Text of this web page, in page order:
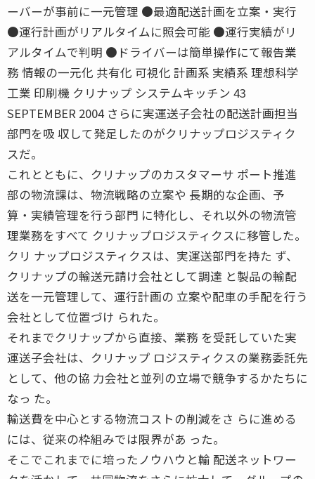
ーバーが事前に一元管理 ●最適配送計画を立案・実行
●運行計画がリアルタイムに照会可能 ●運行実績がリ
アルタイムで判明 ●ドライバーは簡単操作にて報告業
務 情報の一元化 共有化 可視化 計画系 実績系 理想科学
工業 印刷機 クリナップ システムキッチン 43
SEPTEMBER 2004 さらに実運送子会社の配送計画担当
部門を吸 収して発足したのがクリナップロジスティク
スだ。
これとともに、クリナップのカスタマーサ ポート推進
部の物流課は、物流戦略の立案や 長期的な企画、予
算・実績管理を行う部門 に特化し、それ以外の物流管
理業務をすべて クリナップロジスティクスに移管した。
クリ ナップロジスティクスは、実運送部門を持た ず、
クリナップの輸送元請け会社として調達 と製品の輸配
送を一元管理して、運行計画の 立案や配車の手配を行う
会社として位置づけ られた。
それまでクリナップから直接、業務 を受託していた実
運送子会社は、クリナップ ロジスティクスの業務委託先
として、他の協 力会社と並列の立場で競争するかたちに
なっ た。
輸送費を中心とする物流コストの削減をさ らに進める
には、従来の枠組みでは限界があ った。
そこでこれまでに培ったノウハウと輸 配送ネットワー